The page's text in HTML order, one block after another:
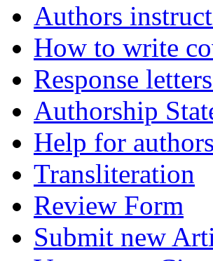
Authors
How to write
Response
Authorship
Help for authors
Transliteration
Review Form
Submit new